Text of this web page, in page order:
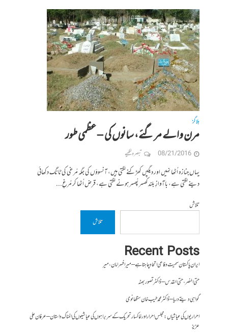
بلاگز
مرن والے مر گئے، سانوں کی – عظمی طور
08/21/2016 تبصرہ لکھیے
یہاں جنازہ اُٹھا نہیں اور دیگیں کھڑکنے لگتی ہیں، آنسوؤں کی جگہ مُرغی کی ٹانگ دکھائی
دینے لگتی ہے، باآوازِ بلند کُھسر پُھسر ہونے لگتی ہے، قرض اُٹھا کر مُرغِ...
تلاش
تلاش
Recent Posts
ایران پاکستان سمیت دفاعی اتحاد چاہتا ہے – میر افسر امان،میر
حتی النصر ، حتی القدس – ڈاکٹر تصور بھٹہ
گواہی دیتے دریا – ڈاکٹر محمد طیب خان سنگھانوی
احراریوں کی عیاشیاں : مجلس احرار اور خاکسار تحریک کے سربراہوں کی عیاشیوں کی المناک داستان – عرفان علی
عزیز